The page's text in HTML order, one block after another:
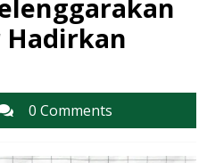
Hadirkan
0 Comments